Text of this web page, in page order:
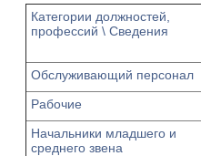
Категории должностей,
профессий \ Сведения
Обслуживающий персонал
Рабочие
Начальники младшего и
среднего звена